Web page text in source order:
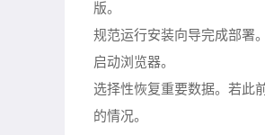
版。
规范运行安装向导完成部署
启动浏览器。
选择性恢复重要数据。若此
的情况。